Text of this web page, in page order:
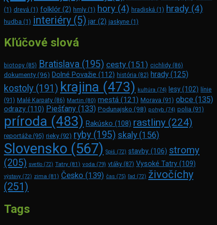
(1) drevá (1) folklór (2) hmly (1) hory (4) hradiská (1) hrady (4)
hudba (1) interiéry (5) jar (2) jaskyne (1)
Kľúčové slová
biotopy (85) Bratislava (195) cesty (151) cichlidy (86)
dokumenty (96) Dolné Považie (112) história (82) hrady (125)
kostoly (191) krajina (473) kultúra (74) lesy(102) línie
(91) Malé Karpaty (86) Martin (80) mestá (121) Morava (91) obce (135)
odrazy (110) Piešťany (133) Podunajsko (98) pohyb (74) polia (91)
príroda (483) Rakúsko (108) rastliny (224)
reportáže (95) rieky (92) ryby (195) skaly (156)
Slovensko (567) Spiš (72) stavby (106) stromy
(205) svetlo (72) Tatry (81) voda (79) vtáky (87) Vysoké Tatry (109)
výstavy (72) zima (81) Česko (139) čas (75) ľad (72) živočíchy
(251)
Tags